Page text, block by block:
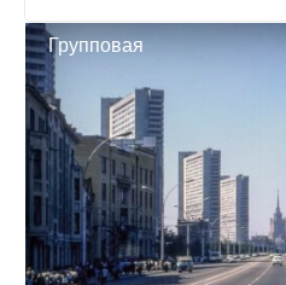
Групповая